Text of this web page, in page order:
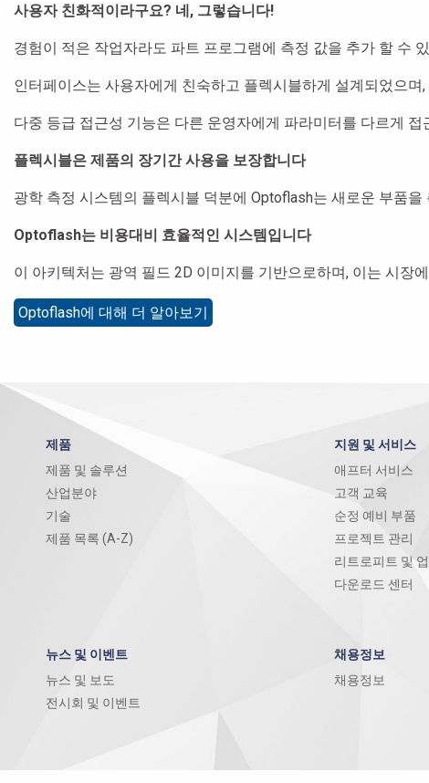
사용자 친화적이라구요? 네, 그렇습니다!
경험이 적은 작업자라도 파트 프로그램에 측정 값을 추가 할 수
인터페이스는 사용자에게 친숙하고 플렉시블하게 설계되었으
다중 등급 접근성 기능은 다른 운영자에게 파라미터를 다르게
플렉시블은 제품의 장기간 사용을 보장합니다
광학 측정 시스템의 플렉시블 덕분에 Optoflash는 새로운 부품
Optoflash는 비용대비 효율적인 시스템입니다
이 아키텍처는 광역 필드 2D 이미지를 기반으로하며, 이는 시장
Optoflash에 대해 더 알아보기
제품
제품 및 솔루션
산업분야
기술
제품 목록 (A-Z)
지원 및 서비스
애프터 서비스
고객 교육
순정 예비 부품
프로젝트 관리
리트로피트 및
다운로드 센터
뉴스 및 이벤트
뉴스 및 보도
전시회 및 이벤트
채용정보
채용정보